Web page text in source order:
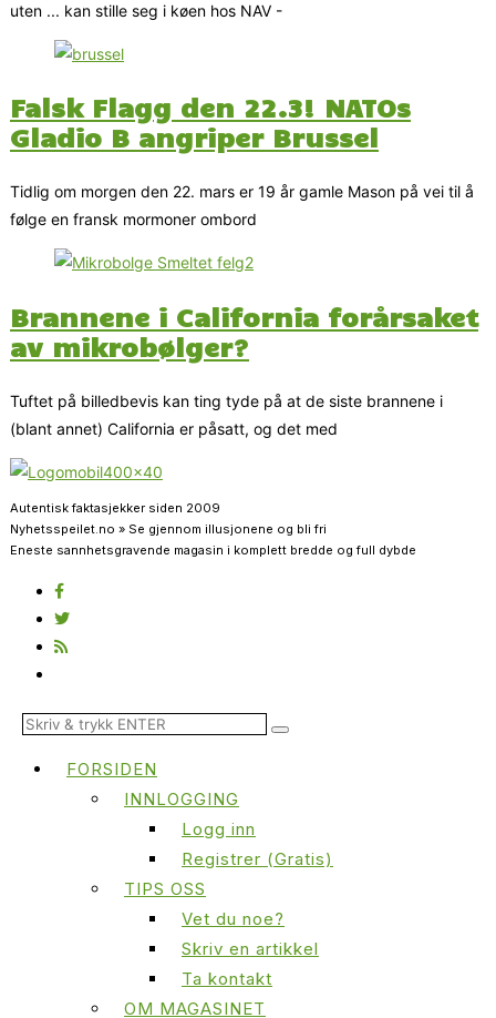
uten ... kan stille seg i køen hos NAV -
Falsk Flagg den 22.3! NATOs
Gladio B angriper Brussel
Tidlig om morgen den 22. mars er 19 år gamle Mason på vei til å
følge en fransk mormoner ombord
Brannene i California forårsaket
av mikrobølger?
Tuftet på billedbevis kan ting tyde på at de siste brannene i
(blant annet) California er påsatt, og det med
Autentisk faktasjekker siden 2009
Nyhetsspeilet.no » Se gjennom illusjonene og bli fri
Eneste sannhetsgravende magasin i komplett bredde og full dybde
FORSIDEN
INNLOGGING
Logg inn
Registrer (Gratis)
TIPS OSS
Vet du noe?
Skriv en artikkel
Ta kontakt
OM MAGASINET